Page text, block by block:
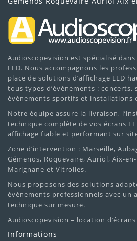
Audioscopevision est spécialisé
LED. Nous accompagnons les
place de solutions d’affichage LED
tous types d’événements : concerts,
événements sportifs et installations
Notre équipe assure la livraison,
technique complète de vos écrans
affichage fiable et performant sur
Zone d’intervention : Marseille,
Gémenos, Roquevaire, Auriol, Aix-
Marignane et Vitrolles.
Nous proposons des solutions
événements professionnels avec un
technique sur mesure.
Audioscopevision – location d’écrans
Informations